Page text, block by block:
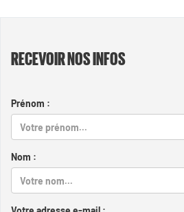
RECEVOIR NOS INFOS
Prénom :
Nom :